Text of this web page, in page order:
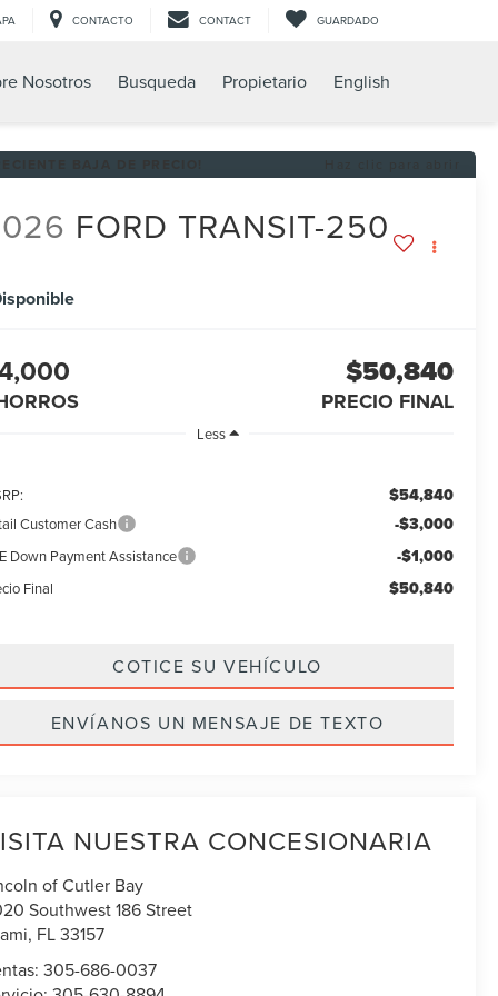
CONTACTO CONTACT GUARDADO
Nosotros Busqueda Propietario English
FORD TRANSIT-250
$50,840
PRECIO FINAL
Less
$54,840
Customer Cash -$3,000
Down Payment Assistance -$1,000
Final $50,840
COTICE SU VEHÍCULO
ENVÍANOS UN MENSAJE DE TEXTO
NUESTRA CONCESIONARIA
of Cutler Bay
Southwest 186 Street
, FL33157
305-686-0037